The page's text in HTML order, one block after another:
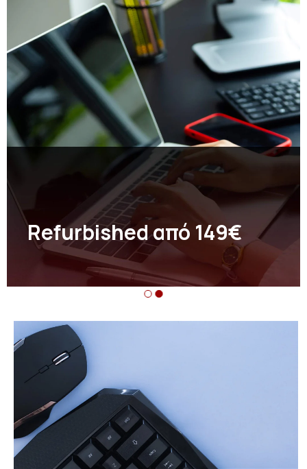
Refurbished από 149€